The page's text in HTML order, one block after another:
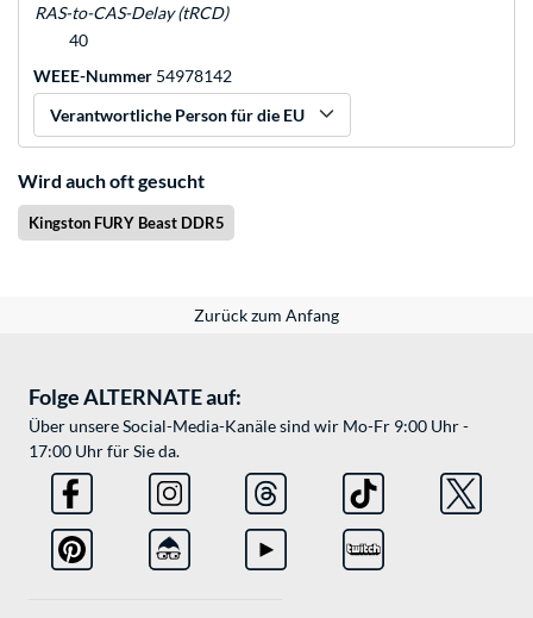
RAS-to-CAS-Delay (tRCD)
40
WEEE-Nummer 54978142
Verantwortliche Person für die EU
Wird auch oft gesucht
Kingston FURY Beast DDR5
Zurück zum Anfang
Folge ALTERNATE auf:
Über unsere Social-Media-Kanäle sind wir Mo-Fr 9:00 Uhr -
17:00 Uhr für Sie da.